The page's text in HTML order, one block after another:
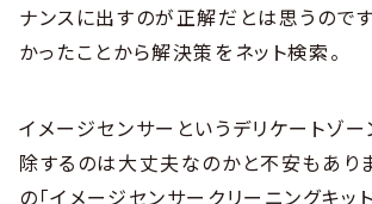
ナンスに出すのが正解だとは思うので
かったことから解決策をネット検索。
イメージセンサーというデリケートゾ
除するのは大丈夫なのかと不安もあり
の「イメージセンサークリーニングキッ